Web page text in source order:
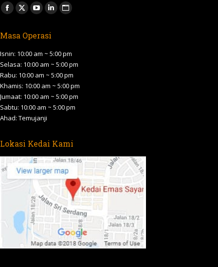
Find us on:
Facebook
opens
in
new
window
X
opens
in
new
window
YouTube
opens
in
new
window
Linkedin
opens
in
new
window
Website
in
new
window
Masa Operasi
Isnin: 10:00 am ~ 5:00 pm
Selasa: 10:00 am ~ 5:00 pm
Rabu: 10:00 am ~ 5:00 pm
Khamis: 10:00 am ~ 5:00 pm
Jumaat: 10:00 am ~ 5:00 pm
Sabtu: 10:00 am ~ 5:00 pm
Ahad: Temujanji
Lokasi Kedai Kami